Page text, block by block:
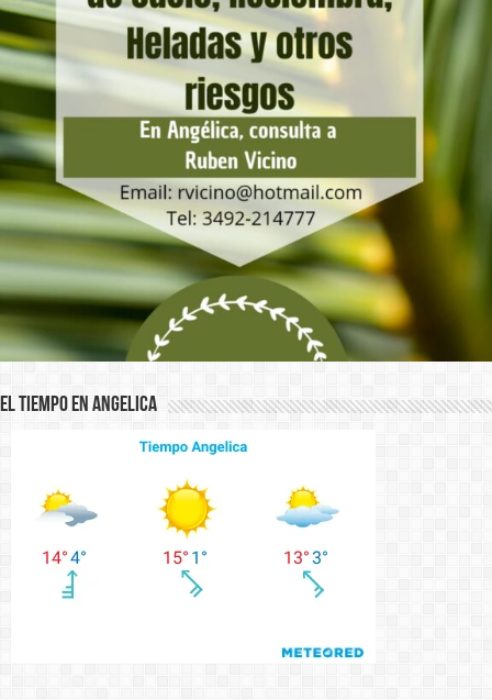
El Tiempo en Angelica